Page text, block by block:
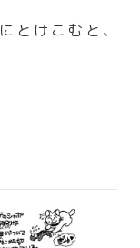
にとけこむと、